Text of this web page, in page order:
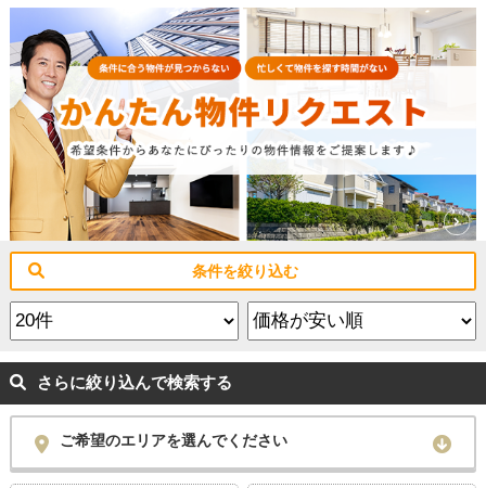
条件を絞り込む
さらに絞り込んで検索する
ご希望のエリアを選んでください